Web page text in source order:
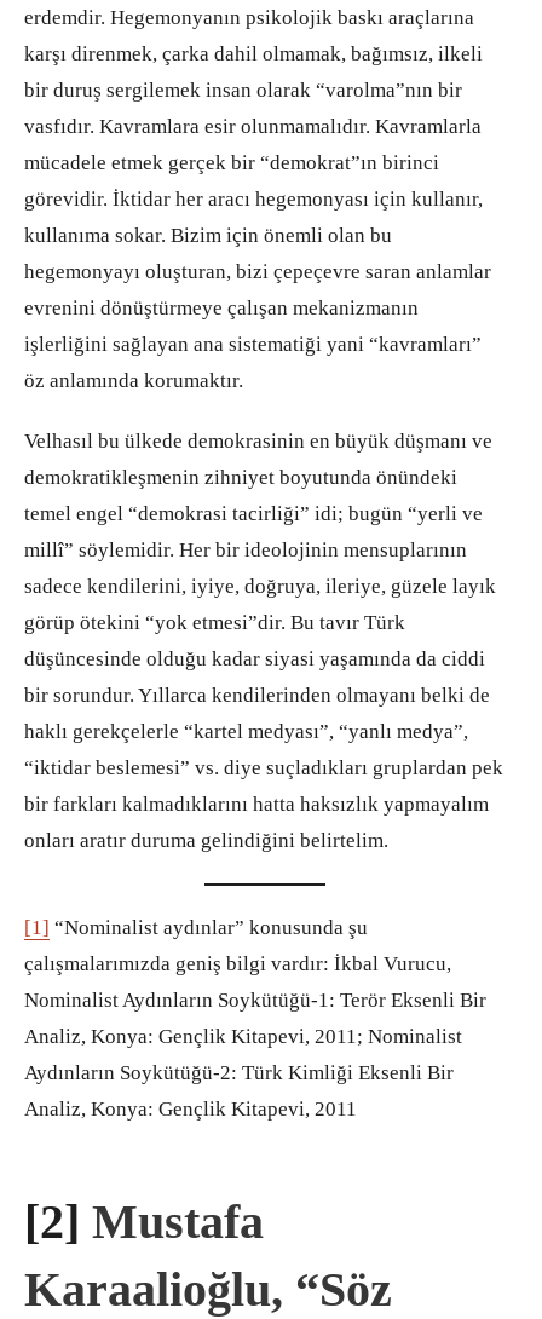
erdemdir. Hegemonyanın psikolojik baskı araçlarına
karşı direnmek, çarka dahil olmamak, bağımsız, ilkeli
bir duruş sergilemek insan olarak “varolma”nın bir
vasfıdır. Kavramlara esir olunmamalıdır. Kavramlarla
mücadele etmek gerçek bir “demokrat”ın birinci
görevidir. İktidar her aracı hegemonyası için kullanır,
kullanıma sokar. Bizim için önemli olan bu
hegemonyayı oluşturan, bizi çepeçevre saran anlamlar
evrenini dönüştürmeye çalışan mekanizmanın
işlerliğini sağlayan ana sistematiği yani “kavramları”
öz anlamında korumaktır.
Velhasıl bu ülkede demokrasinin en büyük düşmanı ve
demokratikleşmenin zihniyet boyutunda önündeki
temel engel “demokrasi tacirliği” idi; bugün “yerli ve
millî” söylemidir. Her bir ideolojinin mensuplarının
sadece kendilerini, iyiye, doğruya, ileriye, güzele layık
görüp ötekini “yok etmesi”dir. Bu tavır Türk
düşüncesinde olduğu kadar siyasi yaşamında da ciddi
bir sorundur. Yıllarca kendilerinden olmayanı belki de
haklı gerekçelerle “kartel medyası”, “yanlı medya”,
“iktidar beslemesi” vs. diye suçladıkları gruplardan pek
bir farkları kalmadıklarını hatta haksızlık yapmayalım
onları aratır duruma gelindiğini belirtelim.
[1] “Nominalist aydınlar” konusunda şu
çalışmalarımızda geniş bilgi vardır: İkbal Vurucu,
Nominalist Aydınların Soykütüğü-1: Terör Eksenli Bir
Analiz, Konya: Gençlik Kitapevi, 2011; Nominalist
Aydınların Soykütüğü-2: Türk Kimliği Eksenli Bir
Analiz, Konya: Gençlik Kitapevi, 2011
[2] Mustafa
Karaalioğlu, “Söz